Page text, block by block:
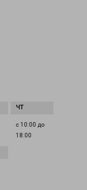
с 10:00 до
18:00